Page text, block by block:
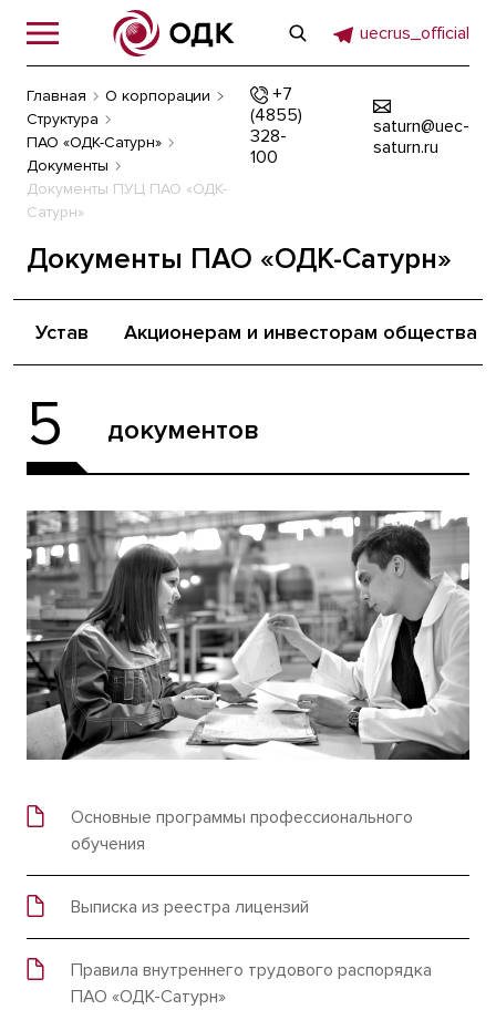
uecrus_official
Главная
О корпорации
Структура
ПАО «ОДК-Сатурн»
Документы
Документы ПУЦ ПАО «ОДК-
Сатурн»
+7
(4855)
328-
100
saturn@uec-
saturn.ru
Документы ПАО «ОДК-Сатурн»
Устав Акционерам и инвесторам общества
Основные программы профессионального
обучения
Выписка из реестра лицензий
Правила внутреннего трудового распорядка
ПАО «ОДК-Сатурн»
5 документов